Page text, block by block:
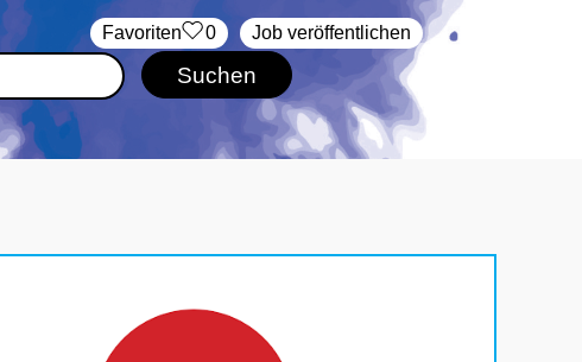
Job veröffentlichen
‏Favoriten 0